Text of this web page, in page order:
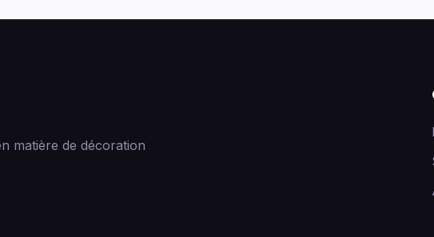
matière de décoration